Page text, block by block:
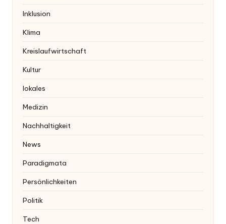
Inklusion
Klima
Kreislaufwirtschaft
Kultur
lokales
Medizin
Nachhaltigkeit
News
Paradigmata
Persönlichkeiten
Politik
Tech